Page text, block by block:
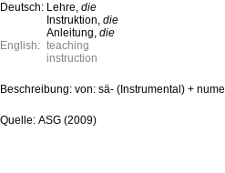
Deutsch: Lehre, die
Instruktion, die
Anleitung, die
English: teaching
instruction
Beschreibung: von: sä- (Instrumental) + nume
Quelle: ASG (2009)